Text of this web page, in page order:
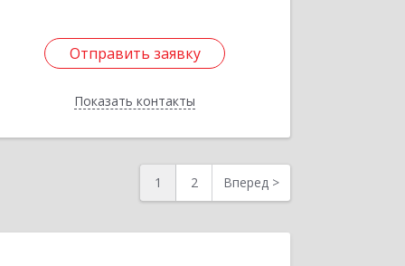
Отправить заявку
Показать контакты
Отправить заявку
Назад
1 2 Вперед >